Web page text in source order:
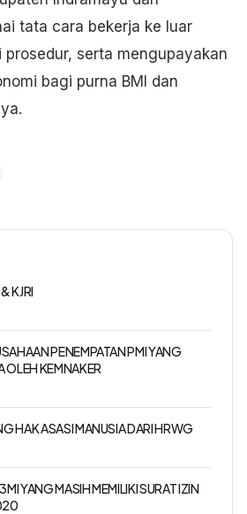
tata cara bekerja ke luar
serta mengupayakan
bagi purna BMI dan
KJRI
PENEMPATAN PMI YANG
OLEH KEMNAKER
HAK ASASI MANUSIA DARI HRWG
YANG MASIH MEMILIKI SURAT IZIN